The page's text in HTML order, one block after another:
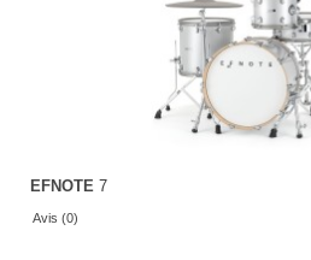
EFNOTE 7
Avis (0)